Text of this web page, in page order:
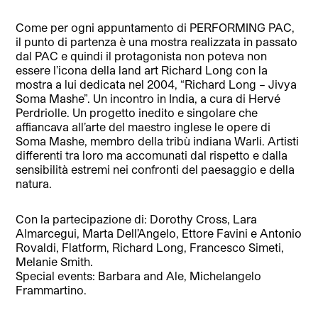
Come per ogni appuntamento di PERFORMING PAC,
il punto di partenza è una mostra realizzata in passato
dal PAC e quindi il protagonista non poteva non
essere l’icona della land art Richard Long con la
mostra a lui dedicata nel 2004, “Richard Long – Jivya
Soma Mashe”. Un incontro in India, a cura di Hervé
Perdriolle. Un progetto inedito e singolare che
affiancava all’arte del maestro inglese le opere di
Soma Mashe, membro della tribù indiana Warli. Artisti
differenti tra loro ma accomunati dal rispetto e dalla
sensibilità estremi nei confronti del paesaggio e della
natura.
Con la partecipazione di: Dorothy Cross, Lara
Almarcegui, Marta Dell’Angelo, Ettore Favini e Antonio
Rovaldi, Flatform, Richard Long, Francesco Simeti,
Melanie Smith.
Special events: Barbara and Ale, Michelangelo
Frammartino.